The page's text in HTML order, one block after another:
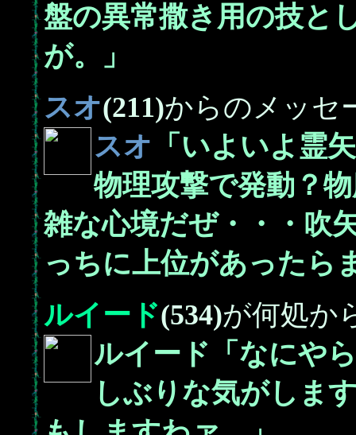
盤の異常撒き用の技と
が。」
スオ(211)からのメッセ
スオ 「いよいよ霊
物理攻撃で発動？
雑な心境だぜ・・・吹
っちに上位があったら
ルイード(534)が何処か
ルイード「なにや
しぶりな気がしま